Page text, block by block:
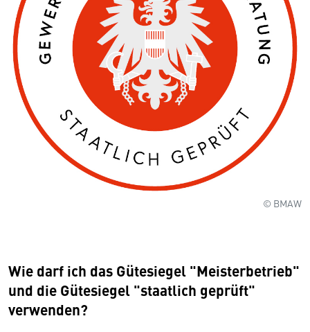
© BMAW
Wie darf ich das Gütesiegel "Meisterbetrieb"
und die Gütesiegel "staatlich geprüft"
verwenden?